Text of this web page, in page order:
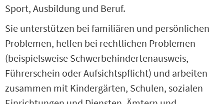
Sport, Ausbildung und Beruf.
Sie unterstützen bei familiären und persönlichen
Problemen, helfen bei rechtlichen Problemen
(beispielsweise Schwerbehindertenausweis,
Führerschein oder Aufsichtspflicht) und arbeiten
zusammen mit Kindergärten, Schulen, sozialen